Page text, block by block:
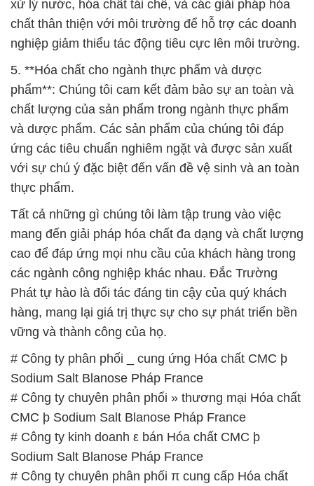
xử lý nước, hóa chất tái chế, và các giải pháp hóa
chất thân thiện với môi trường để hỗ trợ các doanh
nghiệp giảm thiểu tác động tiêu cực lên môi trường.
5. **Hóa chất cho ngành thực phẩm và dược
phẩm**: Chúng tôi cam kết đảm bảo sự an toàn và
chất lượng của sản phẩm trong ngành thực phẩm
và dược phẩm. Các sản phẩm của chúng tôi đáp
ứng các tiêu chuẩn nghiêm ngặt và được sản xuất
với sự chú ý đặc biệt đến vấn đề vệ sinh và an toàn
thực phẩm.
Tất cả những gì chúng tôi làm tập trung vào việc
mang đến giải pháp hóa chất đa dạng và chất lượng
cao để đáp ứng mọi nhu cầu của khách hàng trong
các ngành công nghiệp khác nhau. Đắc Trường
Phát tự hào là đối tác đáng tin cậy của quý khách
hàng, mang lại giá trị thực sự cho sự phát triển bền
vững và thành công của họ.
# Công ty phân phối _ cung ứng Hóa chất CMC þ
Sodium Salt Blanose Pháp France
# Công ty chuyên phân phối » thương mại Hóa chất
CMC þ Sodium Salt Blanose Pháp France
# Công ty kinh doanh ε bán Hóa chất CMC þ
Sodium Salt Blanose Pháp France
# Công ty chuyên phân phối π cung cấp Hóa chất